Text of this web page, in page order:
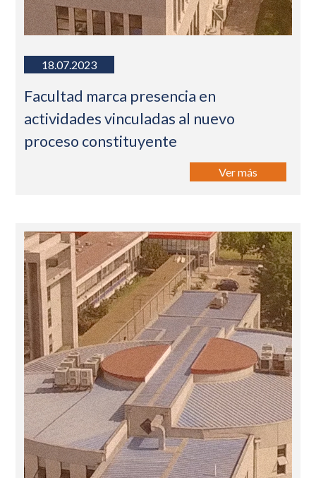
18.07.2023
Facultad marca presencia en
actividades vinculadas al nuevo
proceso constituyente
Ver más